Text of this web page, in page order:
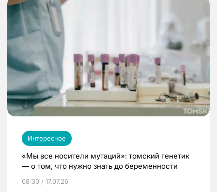
Интересное
«Мы все носители мутаций»: томский генетик
— о том, что нужно знать до беременности
08:30 / 17.07.26